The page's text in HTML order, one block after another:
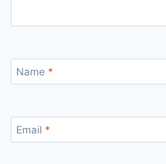
Name *
Email *